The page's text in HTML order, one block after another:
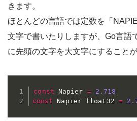
きます。
ほとんどの言語では定数を「
文字で書いたりしますが、Go言語
に先頭の文字を大文字にすることが
const Napier =
2.718
const Napier float32 =